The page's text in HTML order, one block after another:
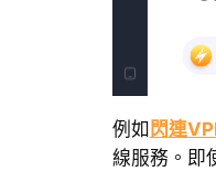
例如 閃連
線服務。即